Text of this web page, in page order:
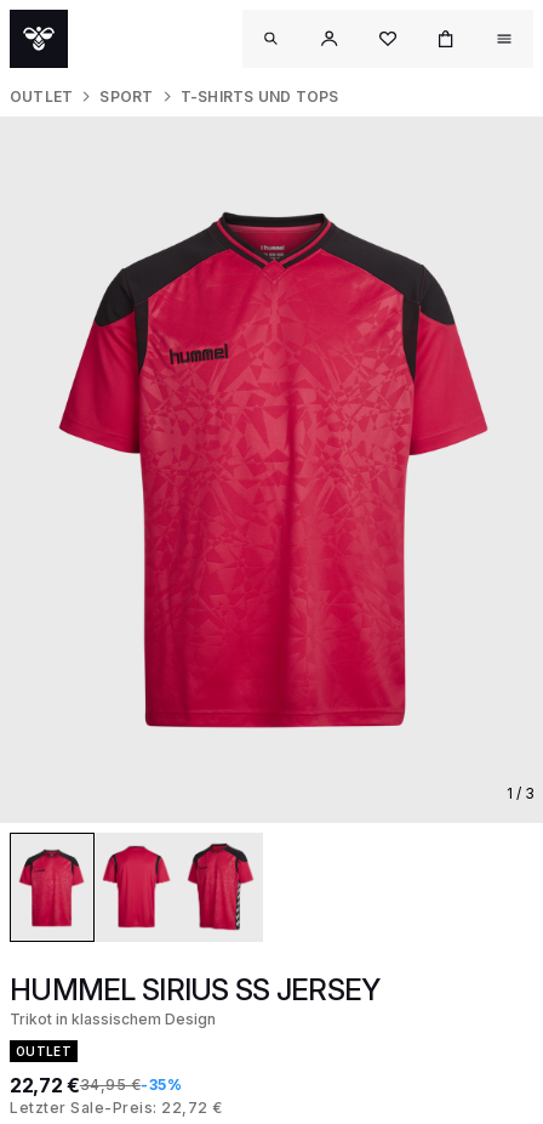
OUTLET SPORT T-SHIRTS UND TOPS
1 / 3
HUMMEL SIRIUS SS JERSEY
Trikot in klassischem Design
OUTLET
22,72 €34,95 €-35%
Letzter Sale-Preis: 22,72 €